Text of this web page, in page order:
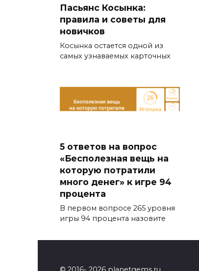
Пасьянс Косынка:
правила и советы для
новичков
Косынка остается одной из
самых узнаваемых карточных
5 ответов на вопрос
«Бесполезная вещь на
которую потратили
много денег» к игре 94
процента
В первом вопросе 265 уровня
игры 94 процента назовите